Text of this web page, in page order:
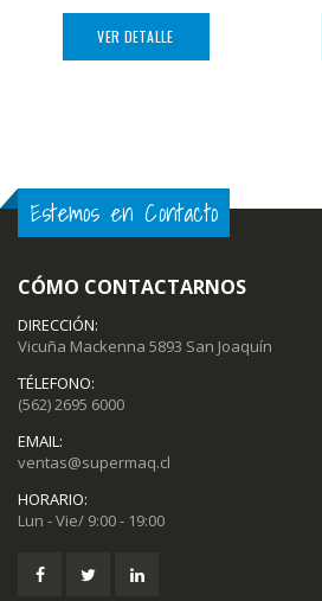
VER DETALLE
Estemos en Contacto
CÓMO CONTACTARNOS
DIRECCIÓN:
Vicuña Mackenna 5893 San Joaquín
TÉLEFONO:
(562) 2695 6000
EMAIL:
ventas@supermaq.cl
HORARIO:
Lun - Vie/ 9:00 - 19:00